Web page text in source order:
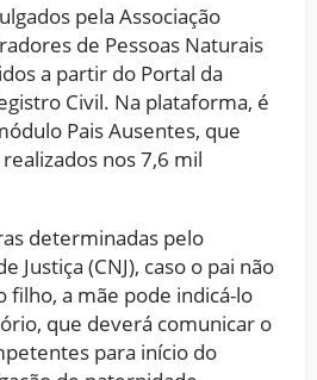
pela Associação
de Pessoas Naturais
a partir do Portal da
Civil. Na plataforma, é
Pais Ausentes, que
nos 7,6 mil
determinadas pelo
Justiça (CNJ), caso o pai não
filho, a mãe pode indicá-lo
que deverá comunicar o
para início do